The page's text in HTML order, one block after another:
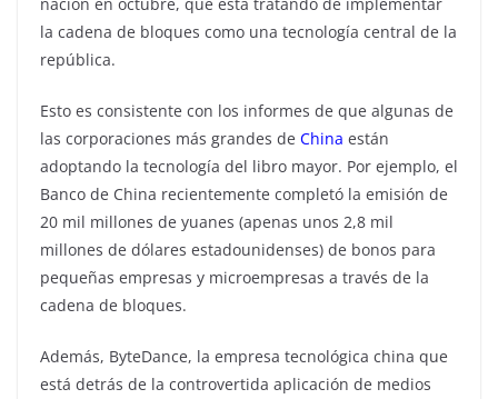
la cadena de bloques como una tecnología central de la
república.
Esto es consistente con los informes de que algunas de
las corporaciones más grandes de China están
adoptando la tecnología del libro mayor. Por ejemplo, el
Banco de China recientemente completó la emisión de
20 mil millones de yuanes (apenas unos 2,8 mil
millones de dólares estadounidenses) de bonos para
pequeñas empresas y microempresas a través de la
cadena de bloques.
Además, ByteDance, la empresa tecnológica china que
está detrás de la controvertida aplicación de medios